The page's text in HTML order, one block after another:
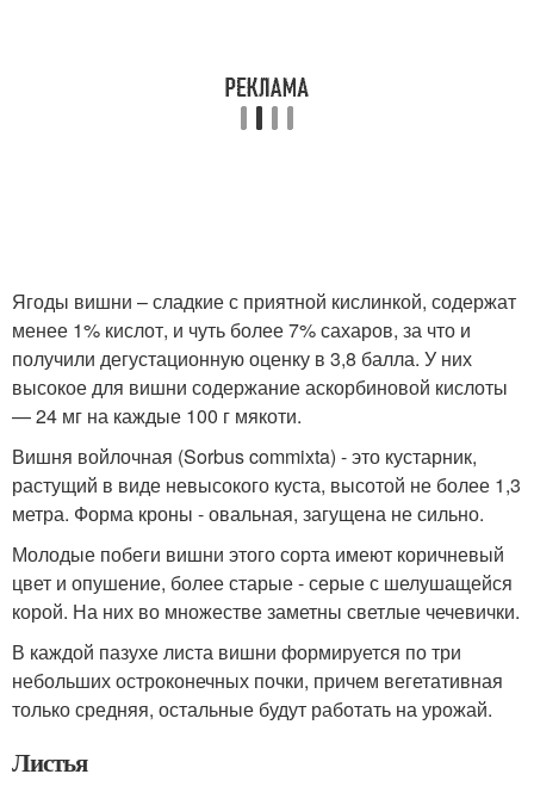
Ягоды вишни – сладкие с приятной кислинкой, содержат
менее 1% кислот, и чуть более 7% сахаров, за что и
получили дегустационную оценку в 3,8 балла. У них
высокое для вишни содержание аскорбиновой кислоты
— 24 мг на каждые 100 г мякоти.
Вишня войлочная (Sorbus commixta) - это кустарник,
растущий в виде невысокого куста, высотой не более 1,3
метра. Форма кроны - овальная, загущена не сильно.
Молодые побеги вишни этого сорта имеют коричневый
цвет и опушение, более старые - серые с шелушащейся
корой. На них во множестве заметны светлые чечевички.
В каждой пазухе листа вишни формируется по три
небольших остроконечных почки, причем вегетативная
только средняя, остальные будут работать на урожай.
Листья